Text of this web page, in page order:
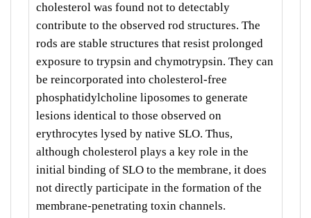
cholesterol was found not to detectably
contribute to the observed rod structures. The
rods are stable structures that resist prolonged
exposure to trypsin and chymotrypsin. They can
be reincorporated into cholesterol-free
phosphatidylcholine liposomes to generate
lesions identical to those observed on
erythrocytes lysed by native SLO. Thus,
although cholesterol plays a key role in the
initial binding of SLO to the membrane, it does
not directly participate in the formation of the
membrane-penetrating toxin channels.